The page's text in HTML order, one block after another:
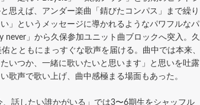
思えば、アンダー楽曲「錆びたコンパス」まで繰り
」というメッセージに導かれるようなパワフルなパ
」から久保参加ユニット曲ブロックへ突入。久
とともにまっすぐな歌声を届ける。曲中では本来、
いつか、一緒に歌いたいと思います」と思いを吐露
歌声で歌い上げ、曲中感極まる場面もあった。
話したい誰かがいる」では3〜6期生をシャッフル